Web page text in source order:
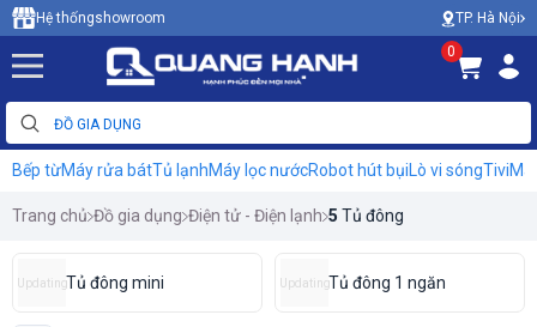
Hệ thốngshowroom TP. Hà Nội
0
Bếp từMáy rửa bátTủ lạnhMáy lọc nướcRobot hút bụiLò vi sóngTivi
Trang chủ Đồ gia dụng Điện tử - Điện lạnh 5 Tủ đông
UpdatingTủ đông mini UpdatingTủ đông 1 ngăn